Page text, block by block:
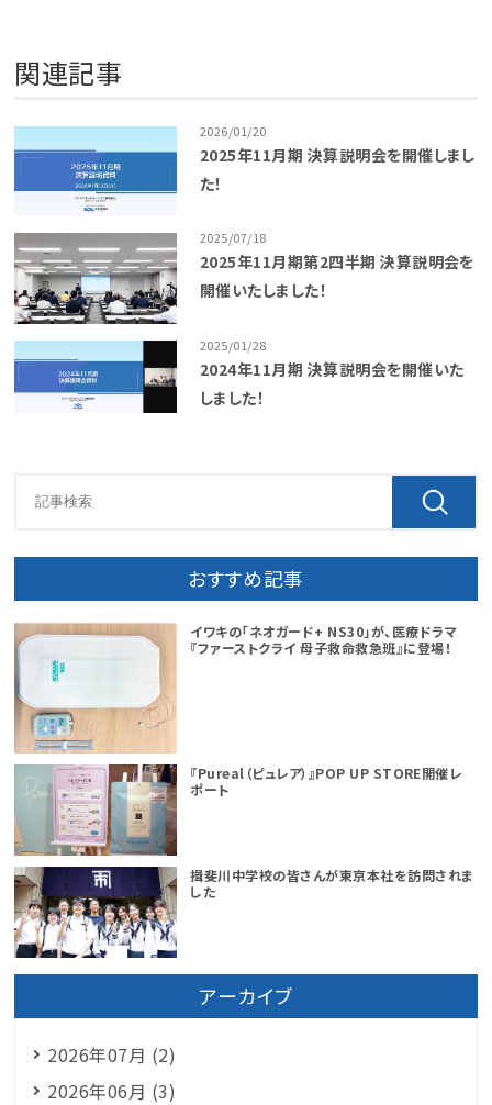
関連記事
2026/01/20
2025年11月期 決算説明会を開催しまし
た！
2025/07/18
2025年11月期第2四半期 決算説明会を
開催いたしました！
2025/01/28
2024年11月期 決算説明会を開催いた
しました！
おすすめ記事
イワキの「ネオガード+ NS30」が、医療ドラマ
『ファーストクライ 母子救命救急班』に登場！
『Pureal（ピュレア）』POP UP STORE開催レ
ポート
揖斐川中学校の皆さんが東京本社を訪問されま
した
アーカイブ
2026年07月 (2)
2026年06月 (3)